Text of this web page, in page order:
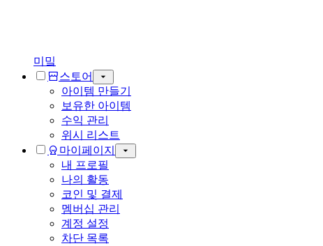
미밐
스토어
아이템 만들기
보유한 아이템
수익 관리
위시 리스트
마이페이지
내 프로필
나의 활동
코인 및 결제
멤버십 관리
계정 설정
차단 목록